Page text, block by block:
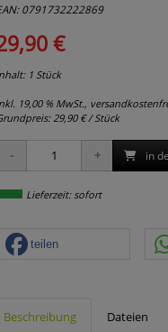
0791732222869
€
1 Stück
19,00 % MwSt.,
29,90 € / Stück
in
Lieferzeit: sofort
teilen
Beschreibung Dateien